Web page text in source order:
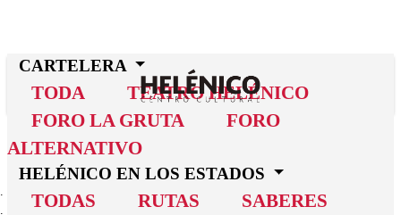
CARTELERA
TODA
TEATRO HELÉNICO
FORO LA GRUTA
FORO
ALTERNATIVO
HELÉNICO EN LOS ESTADOS
TODAS RUTAS
SABERES
INICIO
RESIDENCIAS ARTÍSTICAS